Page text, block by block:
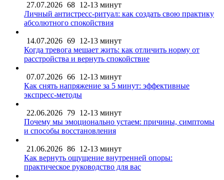
27.07.2026 68 12-13 минут
Личный антистресс-ритуал: как создать свою практику
абсолютного спокойствия
14.07.2026 69 12-13 минут
Когда тревога мешает жить: как отличить норму от
расстройства и вернуть спокойствие
07.07.2026 66 12-13 минут
Как снять напряжение за 5 минут: эффективные
экспресс-методы
22.06.2026 79 12-13 минут
Почему мы эмоционально устаем: причины, симптомы
и способы восстановления
21.06.2026 86 12-13 минут
Как вернуть ощущение внутренней опоры:
практическое руководство для вас